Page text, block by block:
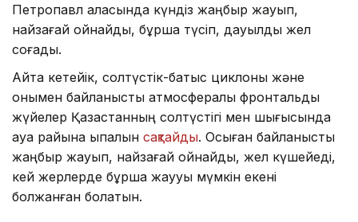
Петропавл қаласында күндіз жаңбыр жауып,
найзағай ойнайды, бұршақ түсіп, дауылды жел
соғады.
Айта кетейік, солтүстік-батыс циклоны және
онымен байланысты атмосфералық фронтальды
жүйелер Қазақстанның солтүстігі мен шығысында
ауа райына ықпалын сақтайды. Осыған байланысты
жаңбыр жауып, найзағай ойнайды, жел күшейеді,
кей жерлерде бұршақ жаууы мүмкін екені
болжанған болатын.